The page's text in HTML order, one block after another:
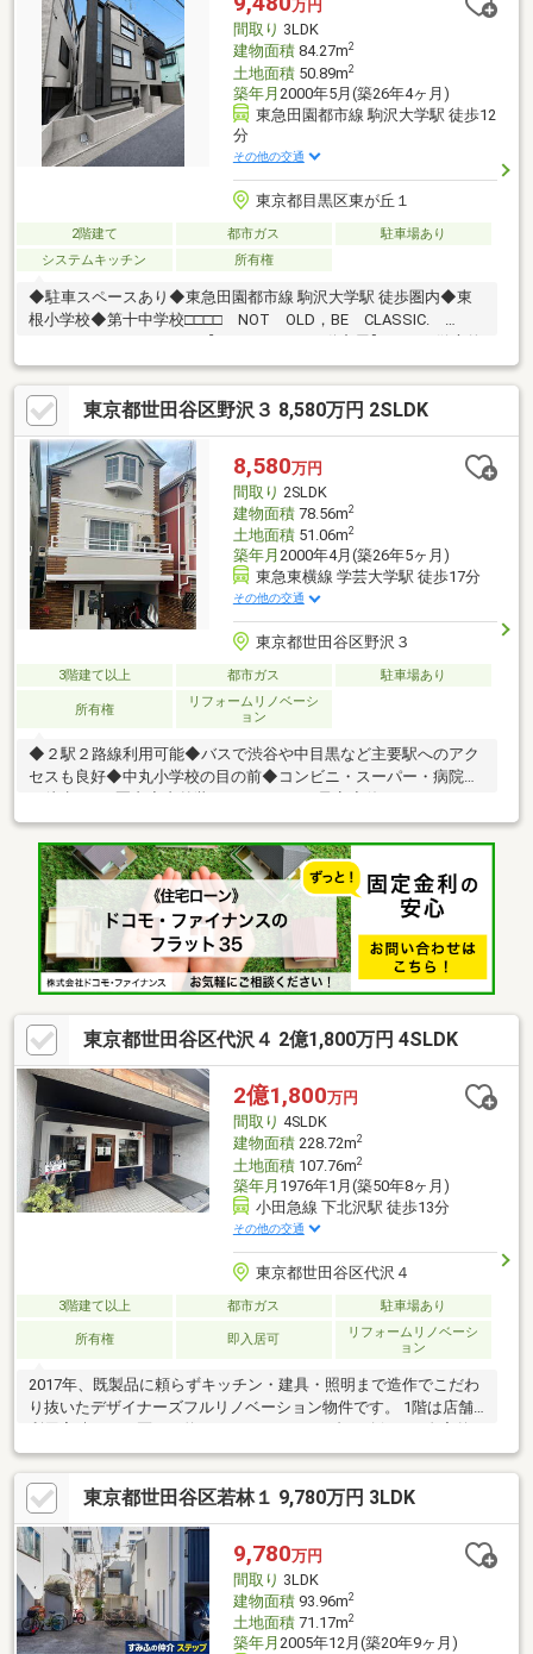
～）□資金計画のご相談（30分～）□ご希望条件のご相談（15分
～）
万円
間取り 3LDK
建物面積84.27m2
土地面積50.89m2
築年月 2000年5月(築26年4ヶ月)
東急田園都市線 駒沢大学駅 徒歩12
分
その他の交通
東京都目黒区東が丘１
2階建て 都市ガス
駐車場あり
システムキッチン
所有権
◆駐車スペースあり◆東急田園都市線 駒沢大学駅 徒歩圏内◆東
根小学校◆第十中学校□□□□ NOT OLD，BE CLASSIC.
にまで顧客主義を貫く事をお約束いたします■都心エリアに特化
した情報網を駆使し、最良の不動産をご提案■住宅ローンシュミ
レーション無料相談会 毎日随時開催中■ウォールメイトオリジ
ナルの住宅購入・住替え等について 分かりやすく解説したガイド
ブックをご希望者様に【無料プレゼント】～弊社ホームページ～
https://wallmate.co.jp/～
東京都世田谷区野沢３ 8,580万円 2SLDK
8,580万円
間取り 2SLDK
建物面積78.56m2
土地面積51.06m2
築年月 2000年4月(築26年5ヶ月)
東急東横線 学芸大学駅 徒歩17分
その他の交通
東京都世田谷区野沢３
3階建て以上 都市ガス 駐車場あり
所有権
リフォームリノベーシ
ョン
◆２駅２路線利用可能◆バスで渋谷や中目黒など主要駅へのアク
セスも良好◆中丸小学校の目の前◆コンビニ・スーパー・病院ま
2SLDKの3階建◆約14帖のLDK□■□■□■□■□■□■□■□■□■ご見学予
約承っております！！お気軽にご連絡下さい！！
□■□■□■□■□■□■□■□■□■・都心部および城南エリアを中心とする
地域密着の会社です♪・本物件については勿論、周辺環境も詳しく
ご説明いたします。
東京都世田谷区代沢４ 2億1,800万円 4SLDK
2億1,800万円
間取り 4SLDK
建物面積228.72m2
土地面積107.76m2
築年月 1976年1月(築50年8ヶ月)
小田急線 下北沢駅 徒歩13分
その他の交通
東京都世田谷区代沢４
3階建て以上 都市ガス 駐車場あり
所有権 即入居可
リフォームリノベーシ
ョン
2017年、既製品に頼らずキッチン・建具・照明まで造作でこだわ
り抜いたデザイナーズフルリノベーション物件です。 1階は店舗
店舗・賃貸収益化のどちらにも対応可能。2階は無垢フローリング
とレンガ調アクセントウォールが印象的な約17帖のLDK、3階は洋
室3部屋とウォークインクローゼット、独立した浴室・洗面を配
置。4階は用途自在の広々フリースペースとして活用いただけま
す。玄関ドアから室内建具まで真鍮金物で統一し、随所にアンテ
ィーク照明を採用するなど、ディテールにまでこだわった一邸で
す。
東京都世田谷区若林１ 9,780万円 3LDK
9,780万円
間取り 3LDK
建物面積93.96m2
土地面積71.17m2
築年月 2005年12月(築20年9ヶ月)